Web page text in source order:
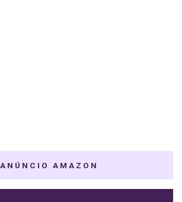
ANÚNCIO AMAZON